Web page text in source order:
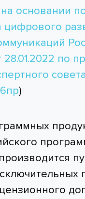
основании
цифрового
по
)